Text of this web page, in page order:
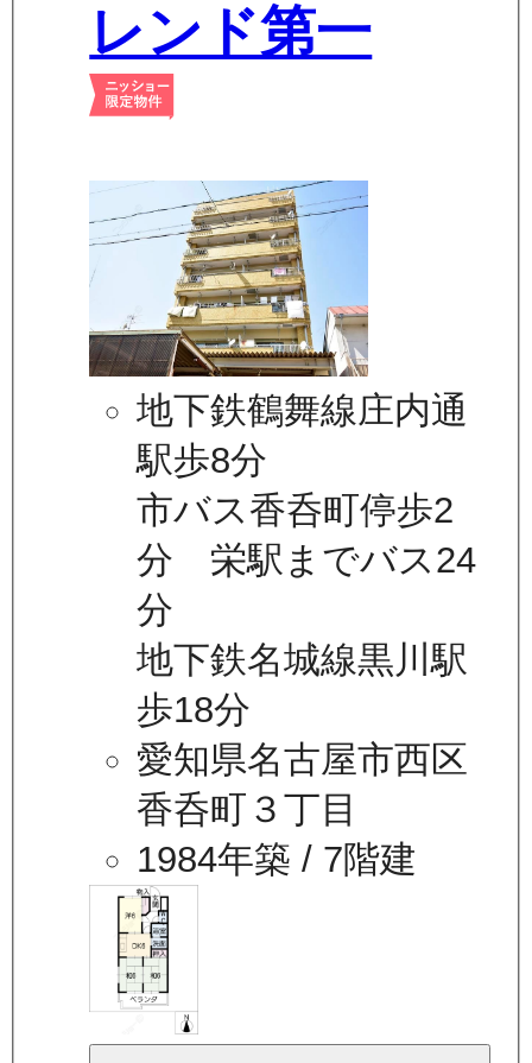
レンド第一
地下鉄鶴舞線庄内通
駅歩8分
市バス香呑町停歩2
分 栄駅までバス24
分
地下鉄名城線黒川駅
歩18分
愛知県名古屋市西区
香呑町３丁目
1984年築 / 7階建